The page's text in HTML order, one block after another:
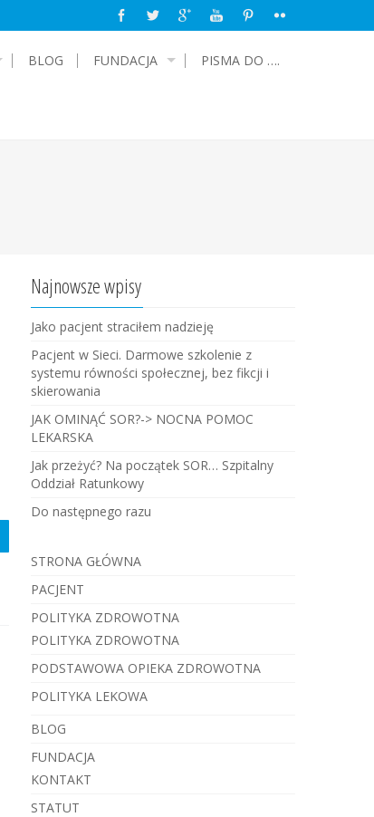
BLOG FUNDACJA PISMA DO ….
Najnowsze wpisy
Jako pacjent straciłem nadzieję
Pacjent w Sieci. Darmowe szkolenie z
systemu równości społecznej, bez fikcji i
skierowania
JAK OMINĄĆ SOR?-> NOCNA POMOC
LEKARSKA
Jak przeżyć? Na początek SOR… Szpitalny
Oddział Ratunkowy
Do następnego razu
STRONA GŁÓWNA
PACJENT
POLITYKA ZDROWOTNA
POLITYKA ZDROWOTNA
PODSTAWOWA OPIEKA ZDROWOTNA
POLITYKA LEKOWA
BLOG
FUNDACJA
KONTAKT
STATUT